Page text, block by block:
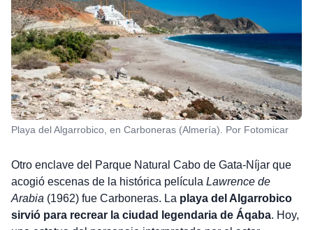
Playa del Algarrobico, en Carboneras (Almería). Por Fotomicar
Otro enclave del Parque Natural Cabo de Gata-Níjar que
acogió escenas de la histórica película Lawrence de
Arabia (1962) fue Carboneras. La playa del Algarrobico
sirvió para recrear la ciudad legendaria de Áqaba. Hoy,